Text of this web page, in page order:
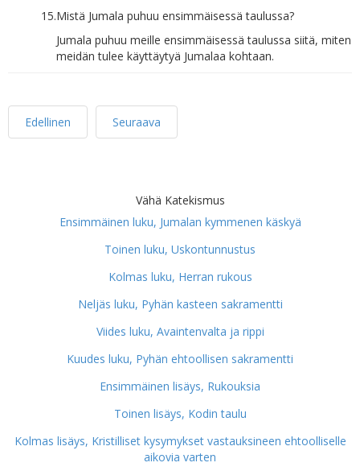
15.Mistä Jumala puhuu ensimmäisessä taulussa?
Jumala puhuu meille ensimmäisessä taulussa siitä, miten
meidän tulee käyttäytyä Jumalaa kohtaan.
Edellinen Seuraava
Vähä Katekismus
Ensimmäinen luku, Jumalan kymmenen käskyä
Toinen luku, Uskontunnustus
Kolmas luku, Herran rukous
Neljäs luku, Pyhän kasteen sakramentti
Viides luku, Avaintenvalta ja rippi
Kuudes luku, Pyhän ehtoollisen sakramentti
Ensimmäinen lisäys, Rukouksia
Toinen lisäys, Kodin taulu
Kolmas lisäys, Kristilliset kysymykset vastauksineen ehtoolliselle
aikovia varten